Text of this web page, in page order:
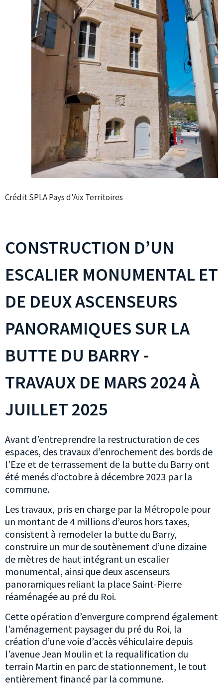
Crédit SPLA Pays d'Aix Territoires
CONSTRUCTION D’UN
ESCALIER MONUMENTAL ET
DE DEUX ASCENSEURS
PANORAMIQUES SUR LA
BUTTE DU BARRY -
TRAVAUX DE MARS 2024 À
JUILLET 2025
Avant d’entreprendre la restructuration de ces
espaces, des travaux d’enrochement des bords de
l’Eze et de terrassement de la butte du Barry ont
été menés d’octobre à décembre 2023 par la
commune.
Les travaux, pris en charge par la Métropole pour
un montant de 4 millions d’euros hors taxes,
consistent à remodeler la butte du Barry,
construire un mur de soutènement d’une dizaine
de mètres de haut intégrant un escalier
monumental, ainsi que deux ascenseurs
panoramiques reliant la place Saint-Pierre
réaménagée au pré du Roi.
Cette opération d’envergure comprend également
l’aménagement paysager du pré du Roi, la
création d’une voie d’accès véhiculaire depuis
l’avenue Jean Moulin et la requalification du
terrain Martin en parc de stationnement, le tout
entièrement financé par la commune.